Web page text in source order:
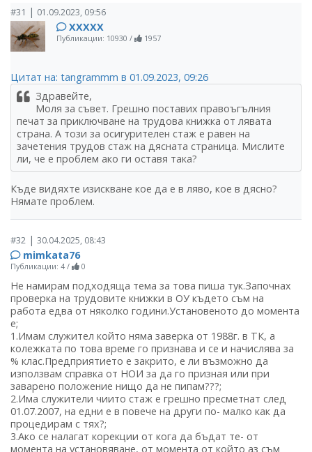
#31 | 01.09.2023, 09:56
ХХХХХ
Публикации: 10930 / 1957
Цитат на: tangrammm в 01.09.2023, 09:26
Здравейте,
Моля за съвет. Грешно поставих правоъгълния
печат за приключване на трудова книжка от лявата
страна. А този за осигурителен стаж е равен на
зачетения трудов стаж на дясната страница. Мислите
ли, че е проблем ако ги оставя така?
Къде видяхте изискване кое да е в ляво, кое в дясно?
Нямате проблем.
#32 | 30.04.2025, 08:43
mimkata76
Публикации: 4 / 0
Не намирам подходяща тема за това пиша тук.Започнах
проверка на трудовите книжки в ОУ където съм на
работа едва от няколко години.Установеното до момента
е;
1.Имам служител който няма заверка от 1988г. в ТК, а
колежката по това време го признава и се и начислява за
% клас.Предприятието е закрито, е ли възможно да
използвам справка от НОИ за да го призная или при
заварено положение нищо да не пипам???;
2.Има служители чиито стаж е грешно пресметнат след
01.07.2007, на едни е в повече на други по- малко как да
процедирам с тях?;
3.Ако се налагат корекции от кога да бъдат те- от
момента на установяване, от момента от който аз съм